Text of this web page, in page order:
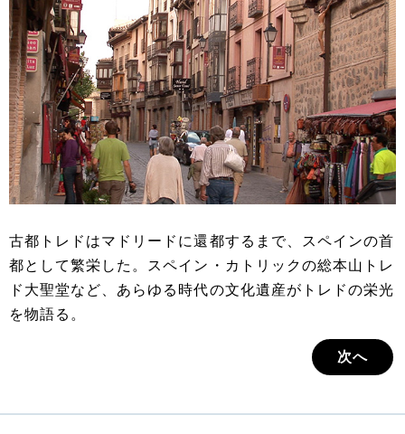
古都トレドはマドリードに還都するまで、スペインの首
都として繁栄した。スペイン・カトリックの総本山トレ
ド大聖堂など、あらゆる時代の文化遺産がトレドの栄光
を物語る。
次へ